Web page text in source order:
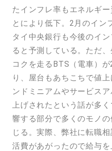
たインフレ率もエネルギ
とにより低下。2月のイン
タイ中央銀行も今後のイ
ると予測している。ただ
コクを走るBTS（電車）
り、屋台もあちこちで値
ンドミニアムやサービス
上げされたという話が多
響する部分で多くのモノ
じる。実際、弊社に転職
活費があがったので給与